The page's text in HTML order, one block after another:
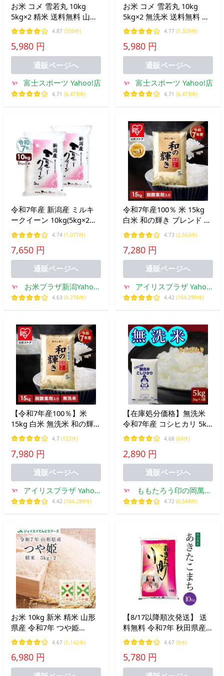
お米 コメ 雪若丸 10kg
5kg×2 精米 送料無料 山形
県産 令和7年産 令和七年
産 爆買
4.87 (350件)
5,980 円
通販ページへ
富士スポーツ Yahoo!店
4.71 (6,473件)
お米 コメ 雪若丸 10kg
5kg×2 無洗米 送料無料 山
形県産 令和7年産 令和七
年産 爆買
4.77 (1,326件)
5,980 円
通販ページへ
富士スポーツ Yahoo!店
4.71 (6,473件)
令和7年産 新潟産 ミルキ
ークイーン 10kg(5kg×2袋)
米 もちもち食感 送料無料
（北海道・九州・沖縄除
く）
4.74 (1,077件)
7,650 円
通販ページへ
お米プラザ新潟Yahoo!
店
4.63 (4,278件)
令和7年産100％ 米 15kg
白米 和の輝き ブレンド 国
産 15キロ 5kg 3袋 密封新
鮮パック 低温製法米 送料
無料 アイリスオーヤマ *
4.73 (2,553件)
7,280 円
通販ページへ
アイリスプラザ Yahoo!
店
4.42 (104,299件)
【令和7年産100％】米
15kg 白米 無洗米 和の輝き
ブレンド米 国産 5kg 3袋
15キロ 密封新鮮パック お
いしさ長持ち製法 低温製
法米 送料無料 アイリスオ
ーヤマ *
4.7 (122件)
7,980 円
通販ページへ
アイリスプラザ Yahoo!
店
4.42 (104,299件)
【在庫処分価格】無洗米
令和7年産 コシヒカリ 5kg
(5kg×1袋) 岡山県産 米 お
米 送料無料
4.68 (69件)
2,890 円
通販ページへ
ももたろう印の岡萬米
市場
4.72 (6,549件)
お米 10kg 新米 精米 山形
県産 令和7年 つや姫
10kg(5kg×2袋) 爆買 送料無
料 ※一部地域を除く 着日
指定不可 キャンセル不可
rts1007
4.67 (1,142件)
6,980 円
【8/17以降順次発送】 送
料無料 令和7年 秋田県産
あきたこまち 10kg 白米 米
爆買
4.67 (9件)
5,780 円